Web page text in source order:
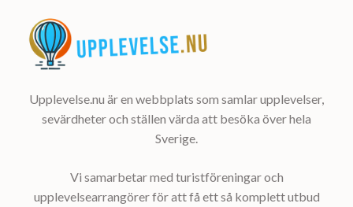
Upplevelse.nu är en webbplats som samlar upplevelser,
sevärdheter och ställen värda att besöka över hela
Sverige.
Vi samarbetar med turistföreningar och
upplevelsearrangörer för att få ett så komplett utbud